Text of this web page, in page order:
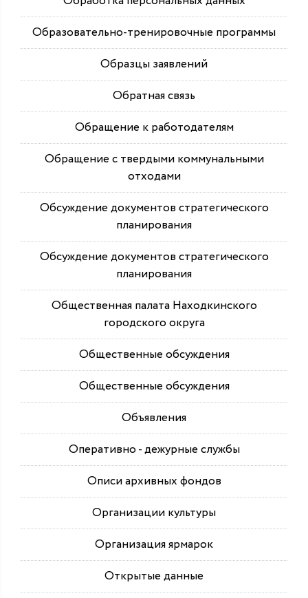
Образовательно-тренировочные программы
Образцы заявлений
Обратная связь
Обращение к работодателям
Обращение с твердыми коммунальными
отходами
Обсуждение документов стратегического
планирования
Обсуждение документов стратегического
планирования
Общественная палата Находкинского
городского округа
Общественные обсуждения
Общественные обсуждения
Объявления
Оперативно - дежурные службы
Описи архивных фондов
Организации культуры
Организация ярмарок
Открытые данные